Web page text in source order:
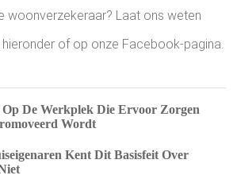
woonverzekeraar? Laat ons weten
of op onze Facebook-pagina.
Op De Werkplek Die Ervoor Zorgen
Wordt
Kent Dit Basisfeit Over